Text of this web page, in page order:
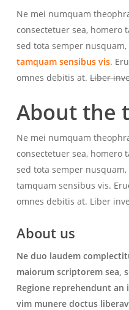
Ne mei numquam
consectetuer sea, homero
sed tota semper
tamquam sensibus vis.
omnes debitis at. Liber
About the
Ne mei numquam
consectetuer sea, homero
sed tota semper
tamquam sensibus vis.
omnes debitis at. Liber
About us
Ne duo laudem
maiorum scriptorem sea,
Regione reprehendunt
vim munere doctus